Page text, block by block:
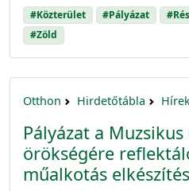
#Közterület #Pályázat
#Zöld
Otthon Hirdetőtábla Hírek
Pályázat a
örökségére
műalkotás